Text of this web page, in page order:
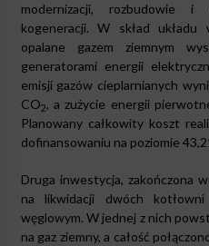
modernizacji, rozbudowie i
kogeneracji. W skład
opalane gazem ziemnym
generatorami energii
emisji gazów cieplarnianych
CO2, a zużycie energii
Planowany całkowity koszt
dofinansowaniu na poziomie
Druga inwestycja, zakończona
na likwidacji dwóch kotłowni
węglowym. W jednej z nich
na gaz ziemny, a całość